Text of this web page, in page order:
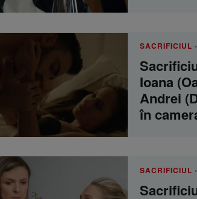
SACRIFICIUL
Ioana
Andrei
în
SACRIFICIUL